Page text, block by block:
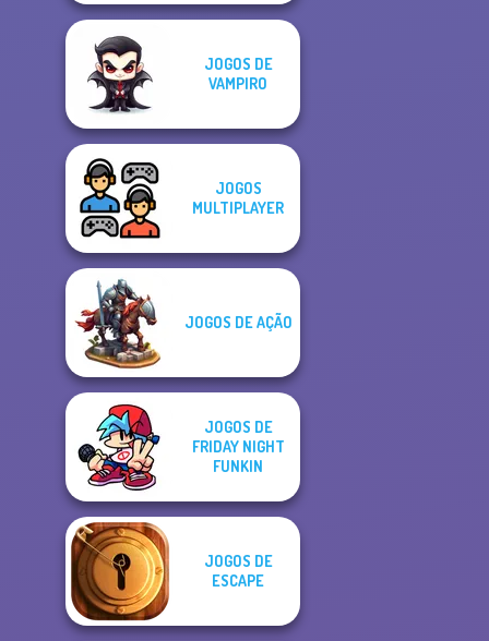
JOGOS DE
VAMPIRO
JOGOS
MULTIPLAYER
JOGOS DE AÇÃO
JOGOS DE
FRIDAY NIGHT
FUNKIN
JOGOS DE
ESCAPE